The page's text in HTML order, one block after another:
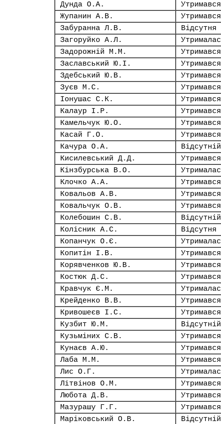
Дунда О.А.
Утримався
Жупанин А.В.
Утримався
Забуранна Л.В.
Відсутня
Загоруйко А.Л.
Задорожній М.М.
Утримався
Заславський Ю.І.
Утримався
Здебський Ю.В.
Утримався
Зуєв М.С.
Утримався
Іонушас С.К.
Утримався
Калаур І.Р.
Утримався
Камельчук Ю.О.
Утримався
Касай Г.О.
Утримався
Качура О.А.
Відсутній
Кисилевський Д.Д.
Утримався
Кінзбурська В.О.
Клочко А.А.
Утримався
Ковальов А.В.
Утримався
Ковальчук О.В.
Утримався
Колебошин С.В.
Відсутній
Колісник А.С.
Відсутня
Копанчук О.Є.
Копитін І.В.
Утримався
Корявченков Ю.В.
Утримався
Костюк Д.С.
Утримався
Кравчук Є.М.
Крейденко В.В.
Утримався
Кривошеєв І.С.
Утримався
Кузбит Ю.М.
Відсутній
Кузьміних С.В.
Утримався
Кунаєв А.Ю.
Утримався
Лаба М.М.
Утримався
Лис О.Г.
Літвінов О.М.
Утримався
Любота Д.В.
Утримався
Мазурашу Г.Г.
Утримався
Маріковський О.В.
Відсутній